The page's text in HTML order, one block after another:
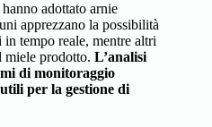
adottato arnie
apprezzano la possibilità
tempo reale, mentre altri
miele prodotto. L’analisi
di monitoraggio
per la gestione di